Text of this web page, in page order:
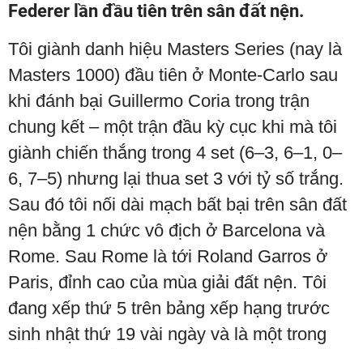
Federer lần đầu tiên trên sân đất nện.
Tôi giành danh hiệu Masters Series (nay là
Masters 1000) đầu tiên ở Monte-Carlo sau
khi đánh bại Guillermo Coria trong trận
chung kết – một trận đầu kỳ cục khi mà tôi
giành chiến thắng trong 4 set (6–3, 6–1, 0–
6, 7–5) nhưng lại thua set 3 với tỷ số trắng.
Sau đó tôi nối dài mạch bất bại trên sân đất
nện bằng 1 chức vô địch ở Barcelona và
Rome. Sau Rome là tới Roland Garros ở
Paris, đỉnh cao của mùa giải đất nện. Tôi
đang xếp thứ 5 trên bảng xếp hạng trước
sinh nhật thứ 19 vài ngày và là một trong